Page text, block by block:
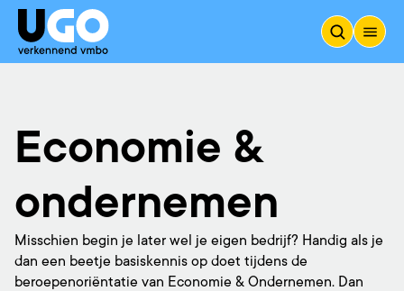
Economie &
Economie &
ondernemen
Misschien begin je later wel je eigen bedrijf? Handig als je
dan een beetje basiskennis op doet tijdens de
beroepenoriëntatie van Economie & Ondernemen. Dan